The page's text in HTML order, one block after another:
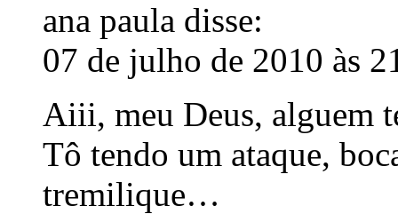
ana paula disse:
07 de julho de 2010 às
Aiii, meu Deus, alguem
Tô tendo um ataque,
tremilique…